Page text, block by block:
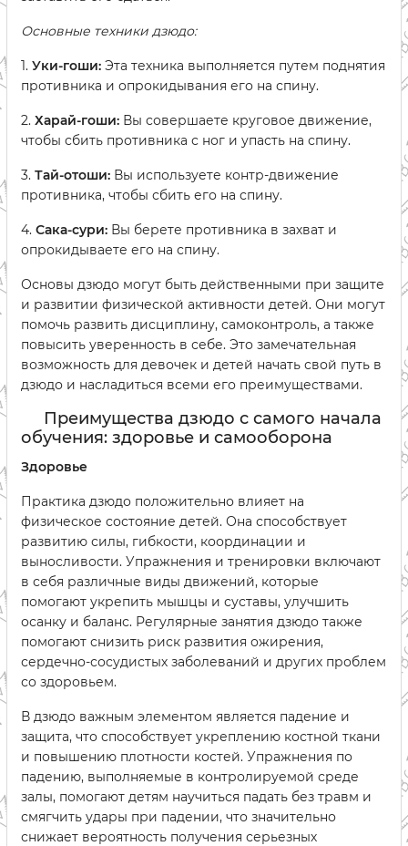
Основные техники дзюдо:
1. Уки-гоши: Эта техника выполняется путем поднятия
противника и опрокидывания его на спину.
2. Харай-гоши: Вы совершаете круговое движение,
чтобы сбить противника с ног и упасть на спину.
3. Тай-отоши: Вы используете контр-движение
противника, чтобы сбить его на спину.
4. Сака-сури: Вы берете противника в захват и
опрокидываете его на спину.
Основы дзюдо могут быть действенными при защите
и развитии физической активности детей. Они могут
помочь развить дисциплину, самоконтроль, а также
повысить уверенность в себе. Это замечательная
возможность для девочек и детей начать свой путь в
дзюдо и насладиться всеми его преимуществами.
Преимущества дзюдо с самого начала
обучения: здоровье и самооборона
Здоровье
Практика дзюдо положительно влияет на
физическое состояние детей. Она способствует
развитию силы, гибкости, координации и
выносливости. Упражнения и тренировки включают
в себя различные виды движений, которые
помогают укрепить мышцы и суставы, улучшить
осанку и баланс. Регулярные занятия дзюдо также
помогают снизить риск развития ожирения,
сердечно-сосудистых заболеваний и других проблем
со здоровьем.
В дзюдо важным элементом является падение и
защита, что способствует укреплению костной ткани
и повышению плотности костей. Упражнения по
падению, выполняемые в контролируемой среде
залы, помогают детям научиться падать без травм и
смягчить удары при падении, что значительно
снижает вероятность получения серьезных